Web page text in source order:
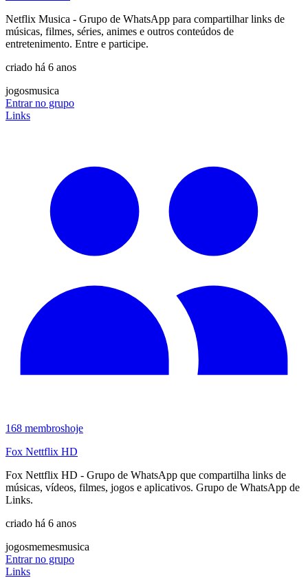
Netflix Musica - Grupo de WhatsApp para compartilhar links de
músicas, filmes, séries, animes e outros conteúdos de
entretenimento. Entre e participe.
criado há 6 anos
jogosmusica
Entrar no grupo
Links
168 membroshoje
Fox Nettflix HD
Fox Nettflix HD - Grupo de WhatsApp que compartilha links de
músicas, vídeos, filmes, jogos e aplicativos. Grupo de WhatsApp de
Links.
criado há 6 anos
jogosmemesmusica
Entrar no grupo
Links